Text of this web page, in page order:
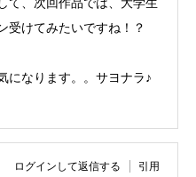
受けてみたいですね！？
になります。。サヨナラ♪
ログインして返信する 引用